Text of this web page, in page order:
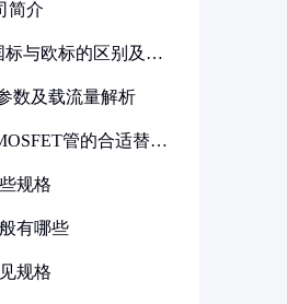
简介
标与欧标的区别及其
数及载流量解析
管的合适替代
规格
有哪些
规格